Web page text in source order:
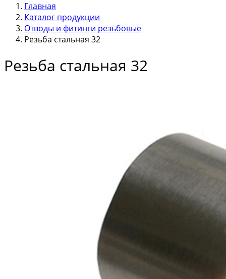
Главная
Каталог продукции
Отводы и фитинги резьбовые
Резьба стальная 32
Резьба стальная 32